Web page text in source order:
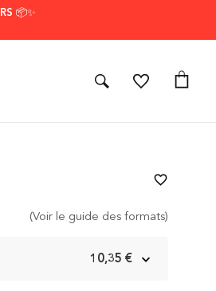
📦✨
(Voir le guide des formats)
10,35 €
favorite_border